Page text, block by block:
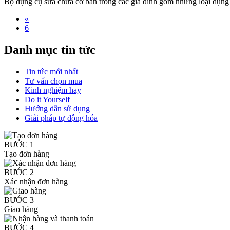
«
6
Danh mục tin tức
Tin tức mới nhất
Tư vấn chọn mua
Kinh nghiệm hay
Do it Yourself
Hướng dẫn sử dụng
Giải pháp tự động hóa
BƯỚC 1
Tạo đơn hàng
BƯỚC 2
Xác nhận đơn hàng
BƯỚC 3
Giao hàng
BƯỚC 4